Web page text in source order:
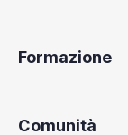
Formazione
Comunità